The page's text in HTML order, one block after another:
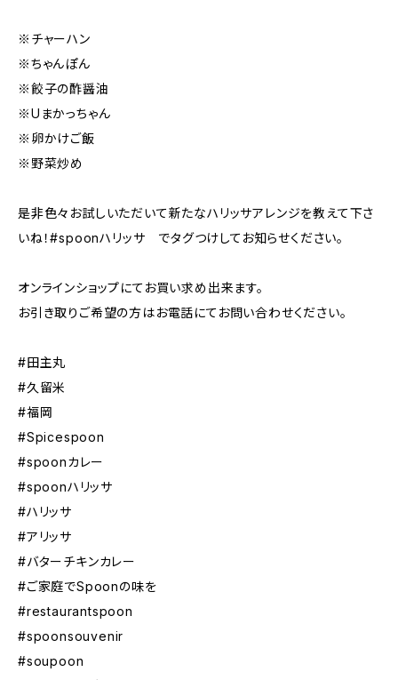
※チャーハン
※ちゃんぽん
※餃子の酢醤油
※Uまかっちゃん
※卵かけご飯
※野菜炒め
是非色々お試しいただいて新たなハリッサアレンジを教えて下さ
いね！#spoonハリッサ でタグつけしてお知らせください。
オンラインショップにてお買い求め出来ます。
お引き取りご希望の方はお電話にてお問い合わせください。
#田主丸
#久留米
#福岡
#Spicespoon
#spoonカレー
#spoonハリッサ
#ハリッサ
#アリッサ
#バターチキンカレー
#ご家庭でSpoonの味を
#restaurantspoon
#spoonsouvenir
#soupoon